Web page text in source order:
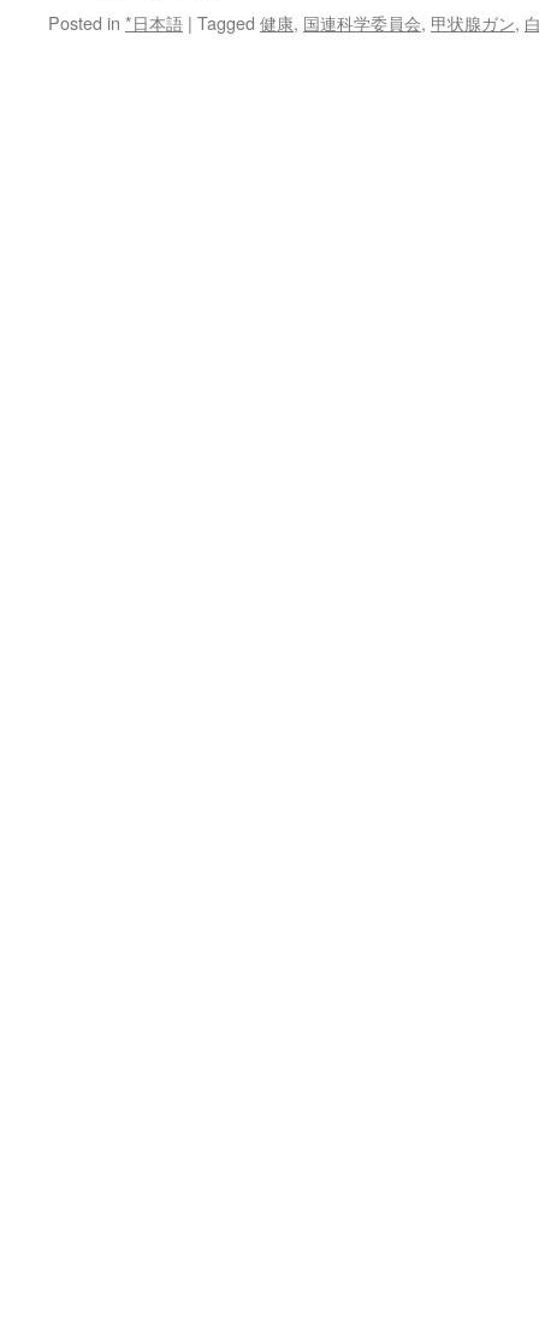
Posted in *日本語 | Tagged 健康, 国連科学委員会, 甲状腺ガン,